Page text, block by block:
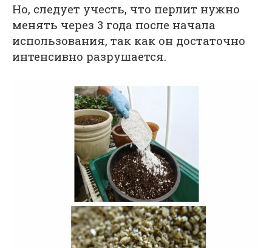
Но, следует учесть, что перлит нужно
менять через 3 года после начала
использования, так как он достаточно
интенсивно разрушается.